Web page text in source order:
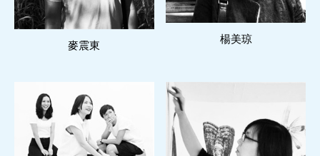
麥震東
楊美琼